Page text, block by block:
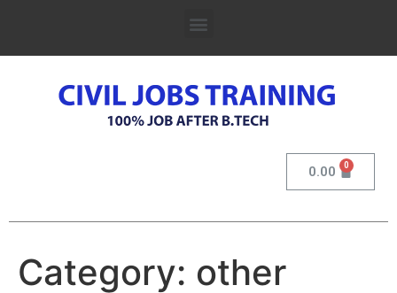
0.00
Category: other